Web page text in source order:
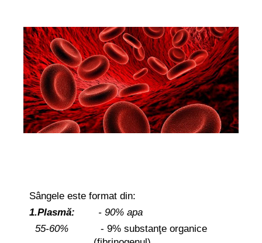
Sângele este format din:
1.Plasmă: - 90% apa
55-60%
- 9% substanţe organice